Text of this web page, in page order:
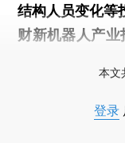
结构人员变化等
财新机器人产业
本文
登录